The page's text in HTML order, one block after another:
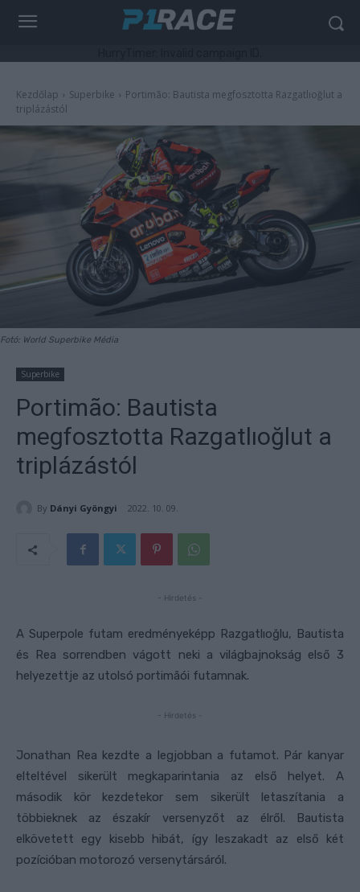
Kezdőlap Superbike
Portimão: Bautista megfosztotta Razgatlıoğlut a
triplázástól
Fotó: World Superbike Média
Superbike
Portimão: Bautista
megfosztotta Razgatlıoğlut a
triplázástól
By Dányi Gyöngyi 2022. 10. 09.
- Hirdetés -
A Superpole futam eredményeképp Razgatlıoğlu, Bautista
és Rea sorrendben vágott neki a világbajnokság első 3
helyezettje az utolsó portimãói futamnak.
- Hirdetés -
Jonathan Rea kezdte a legjobban a futamot. Pár kanyar
elteltével sikerült megkaparintania az első helyet. A
második kör kezdetekor sem sikerült letaszítania a
többieknek az északír versenyzőt az élről. Bautista
elkövetett egy kisebb hibát, így leszakadt az első két
pozícióban motorozó versenytársáról.